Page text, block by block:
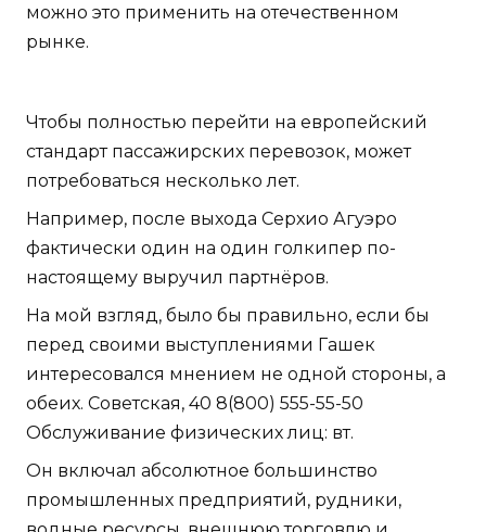
можно это применить на отечественном
рынке.
Чтобы полностью перейти на европейский
стандарт пассажирских перевозок, может
потребоваться несколько лет.
Например, после выхода Серхио Агуэро
фактически один на один голкипер по-
настоящему выручил партнёров.
На мой взгляд, было бы правильно, если бы
перед своими выступлениями Гашек
интересовался мнением не одной стороны, а
обеих. Советская, 40 8(800) 555-55-50
Обслуживание физических лиц: вт.
Он включал абсолютное большинство
промышленных предприятий, рудники,